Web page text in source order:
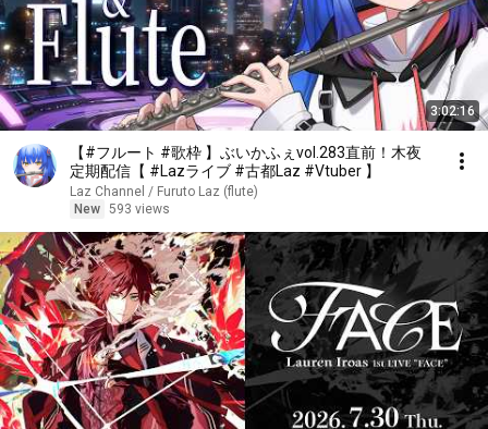
3:02:16
【#フルート #歌枠 】ぶいかふぇvol.283直前！木夜
定期配信【 #Lazライブ #古都Laz #Vtuber 】
Laz Channel / Furuto Laz (flute)
New 593 views